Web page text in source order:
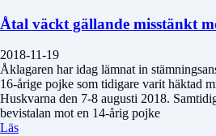
Åtal väckt gällande misstänkt
2018-11-19
Åklagaren har idag lämnat in
16-årige pojke som tidigare varit häktad
Huskvarna den 7-8 augusti 2018.
bevistalan mot en 14-årig pojke
Läs